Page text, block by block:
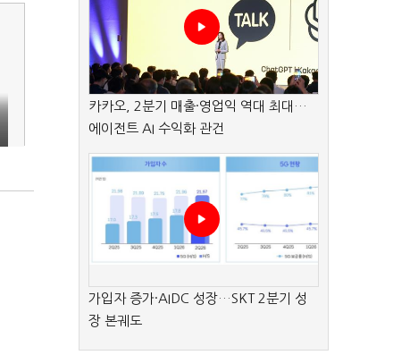
카카오, 2분기 매출·영업익 역대 최대…
에이전트 AI 수익화 관건
가입자 증가·AIDC 성장…SKT 2분기 성
장 본궤도